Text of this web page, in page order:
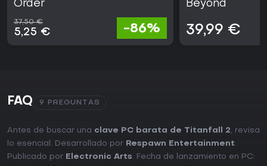
Order
37,50 €
5,25 € -86%
Beyond
39,99 €
FAQ 9 PREGUNTAS
Antes de buscar una clave PC barata de Titanfall 2, revisa
lo esencial. Desarrollado por Respawn Entertainment.
Publicado por Electronic Arts. Fecha de lanzamiento en PC: